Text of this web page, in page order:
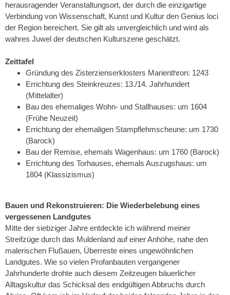
herausragender Veranstaltungsort, der durch die einzigartige
Verbindung von Wissenschaft, Kunst und Kultur den Genius loci
der Region bereichert. Sie gilt als unvergleichlich und wird als
wahres Juwel der deutschen Kulturszene geschätzt.
Zeittafel
Gründung des Zisterzienserklosters Marienthron: 1243
Errichtung des Steinkreuzes: 13./14. Jahrhundert
(Mittelalter)
Bau des ehemaliges Wohn- und Stallhauses: um 1604
(Frühe Neuzeit)
Errichtung der ehemaligen Stampflehmscheune: um 1730
(Barock)
Bau der Remise, ehemals Wagenhaus: um 1760 (Barock)
Errichtung des Torhauses, ehemals Auszugshaus: um
1804 (Klassizismus)
Bauen und Rekonstruieren: Die Wiederbelebung eines
vergessenen Landgutes
Mitte der siebziger Jahre entdeckte ich während meiner
Streifzüge durch das Muldenland auf einer Anhöhe, nahe den
malerischen Flußauen, Überreste eines ungewöhnlichen
Landgutes. Wie so vielen Profanbauten vergangener
Jahrhunderte drohte auch diesem Zeitzeugen bäuerlicher
Alltagskultur das Schicksal des endgültigen Abbruchs durch